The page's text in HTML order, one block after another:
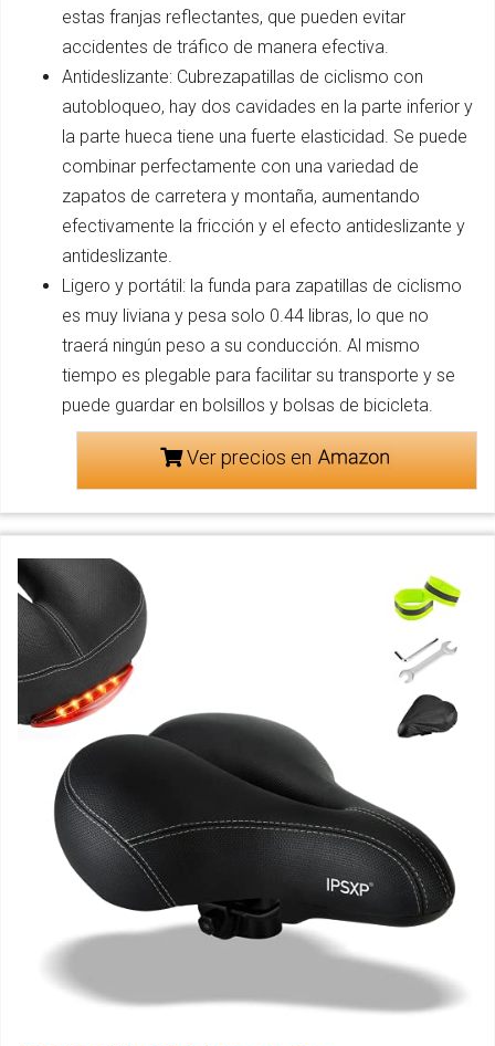
estas franjas reflectantes, que pueden evitar
accidentes de tráfico de manera efectiva.
Antideslizante: Cubrezapatillas de ciclismo con
autobloqueo, hay dos cavidades en la parte inferior y
la parte hueca tiene una fuerte elasticidad. Se puede
combinar perfectamente con una variedad de
zapatos de carretera y montaña, aumentando
efectivamente la fricción y el efecto antideslizante y
antideslizante.
Ligero y portátil: la funda para zapatillas de ciclismo
es muy liviana y pesa solo 0.44 libras, lo que no
traerá ningún peso a su conducción. Al mismo
tiempo es plegable para facilitar su transporte y se
puede guardar en bolsillos y bolsas de bicicleta.
Ver precios en